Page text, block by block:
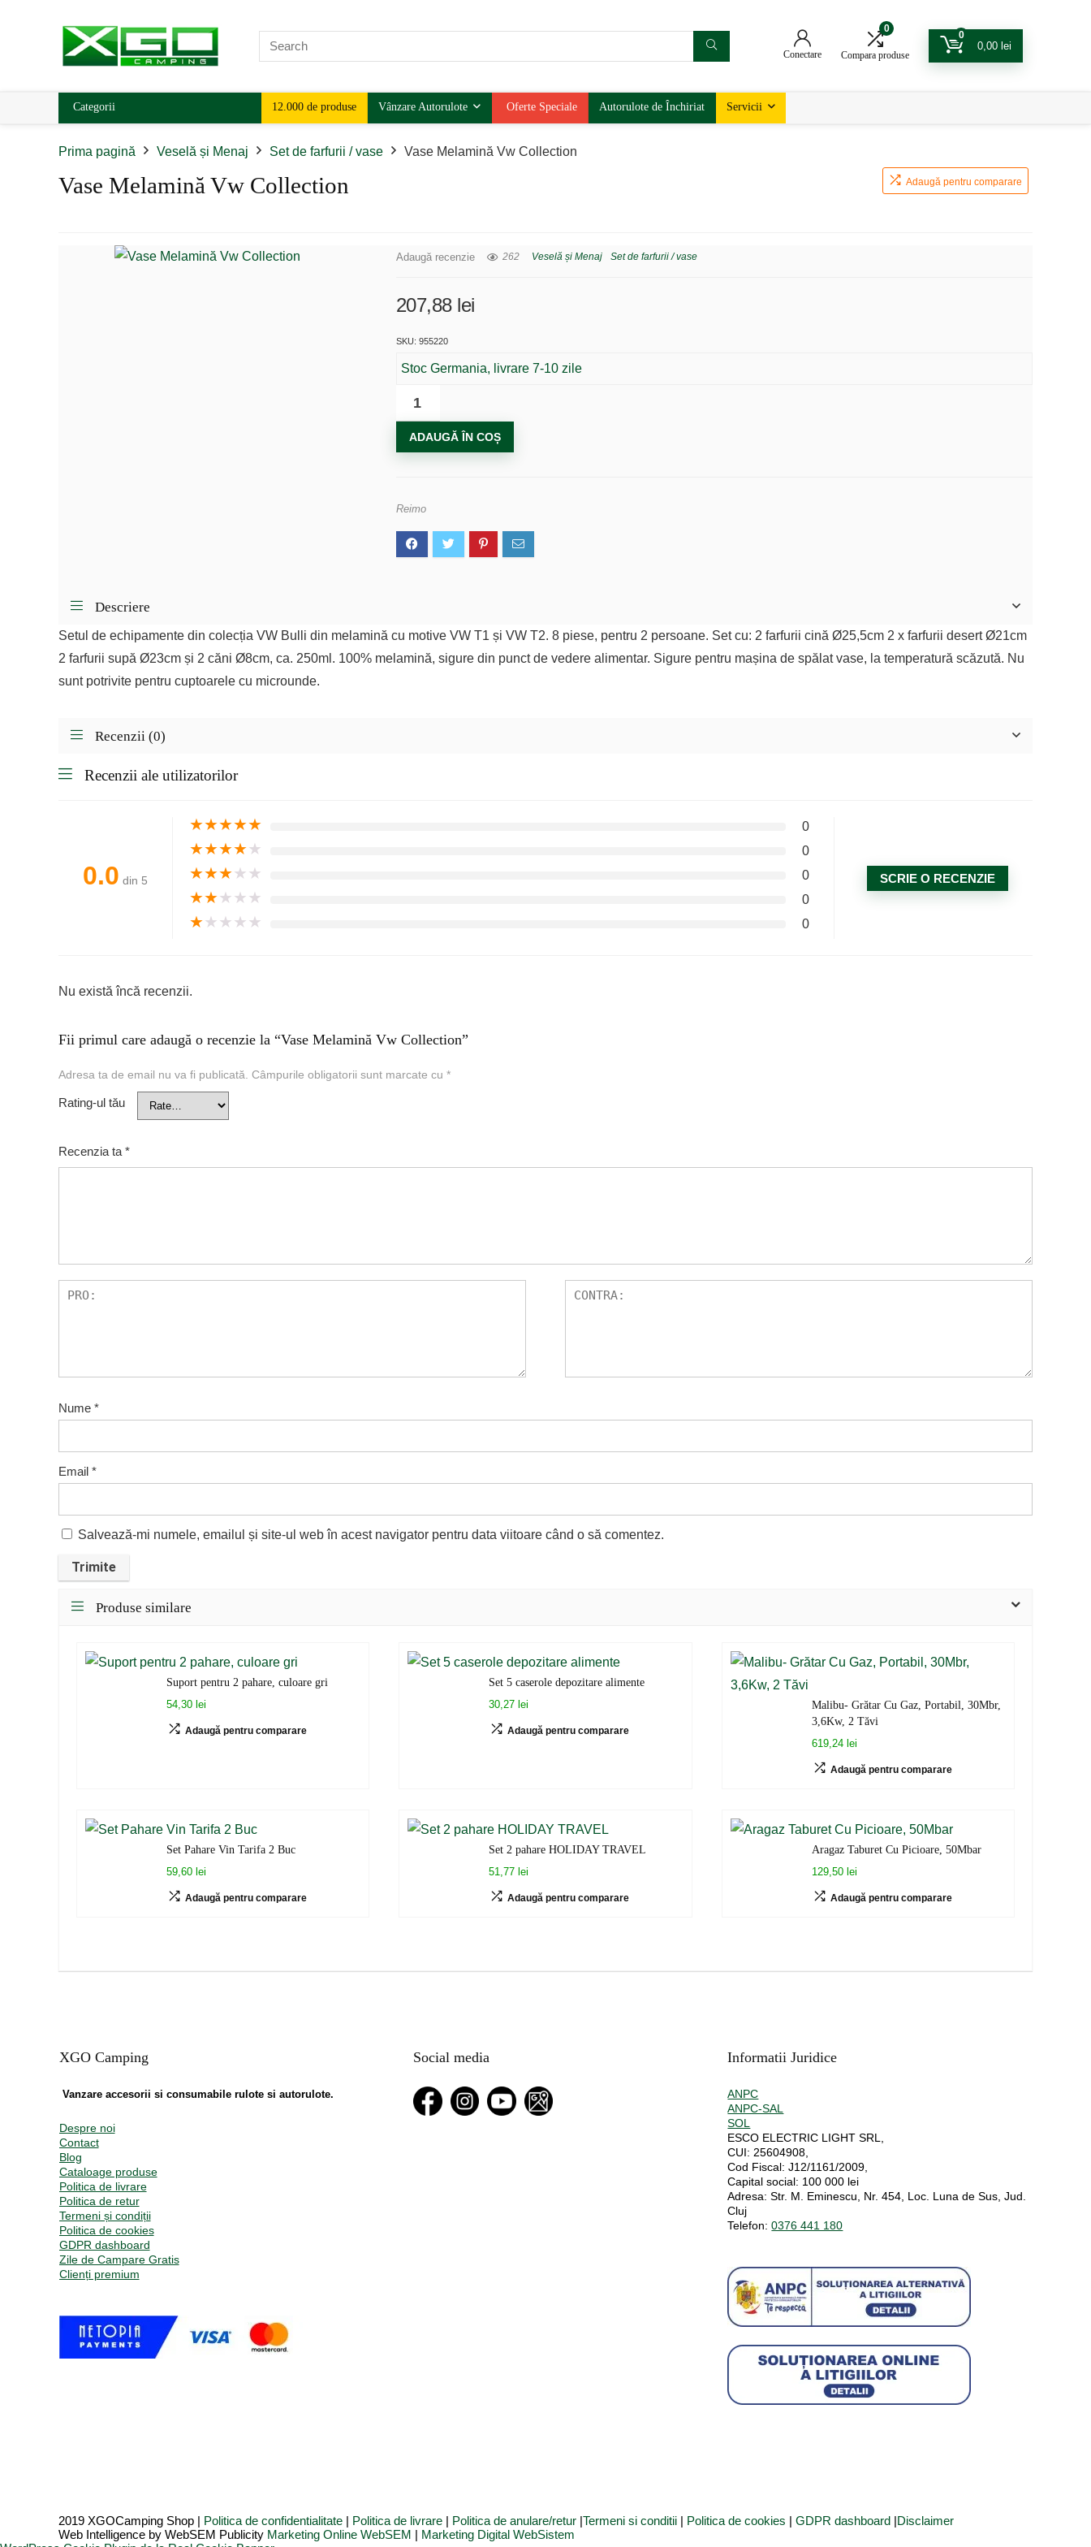
Conectare
0
Compara produse
0
0,00 lei
Categorii 12.000 de produse Vânzare Autorulote Oferte Speciale Autorulote de Închiriat Servicii
Prima pagină Veselă și Menaj Set de farfurii / vase Vase Melamină Vw Collection
Vase Melamină Vw Collection Adaugă pentru comparare
Adaugă recenzie 262 Veselă și Menaj Set de farfurii / vase
207,88 lei
SKU: 955220
Stoc Germania, livrare 7-10 zile
Cantitate
Vase
Melamină
ADAUGĂ ÎN COȘ
Reimo
Descriere
Setul de echipamente din colecția VW Bulli din melamină cu motive VW T1 și VW T2. 8 piese, pentru 2 persoane. Set cu: 2 farfurii cină Ø25,5cm 2 x farfurii desert Ø21cm
2 farfurii supă Ø23cm și 2 căni Ø8cm, ca. 250ml. 100% melamină, sigure din punct de vedere alimentar. Sigure pentru mașina de spălat vase, la temperatură scăzută. Nu
sunt potrivite pentru cuptoarele cu microunde.
Recenzii (0)
Recenzii ale utilizatorilor
0.0 din 5
★★★★★ 0
★★★★★ 0
★★★★★ 0
★★★★★ 0
★★★★★ 0
SCRIE O RECENZIE
Nu există încă recenzii.
Fii primul care adaugă o recenzie la “Vase Melamină Vw Collection”
Adresa ta de email nu va fi publicată. Câmpurile obligatorii sunt marcate cu *
Rating-ul tău
Recenzia ta *
Nume *
Email *
Salvează-mi numele, emailul și site-ul web în acest navigator pentru data viitoare când o să comentez.
Produse similare
Suport pentru 2 pahare, culoare gri
54,30 lei
Adaugă pentru comparare
Set 5 caserole depozitare alimente
30,27 lei
Adaugă pentru comparare
Malibu- Grătar Cu Gaz, Portabil, 30Mbr,
3,6Kw, 2 Tăvi
619,24 lei
Adaugă pentru comparare
Set Pahare Vin Tarifa 2 Buc
59,60 lei
Adaugă pentru comparare
Set 2 pahare HOLIDAY TRAVEL
51,77 lei
Adaugă pentru comparare
Aragaz Taburet Cu Picioare, 50Mbar
129,50 lei
Adaugă pentru comparare
XGO Camping
Vanzare accesorii si consumabile rulote si autorulote.
Despre noi
Contact
Blog
Cataloage produse
Politica de livrare
Politica de retur
Termeni și condiții
Politica de cookies
GDPR dashboard
Zile de Campare Gratis
Clienți premium
Social media Informatii Juridice
ANPC
ANPC-SAL
SOL
ESCO ELECTRIC LIGHT SRL,
CUI: 25604908,
Cod Fiscal: J12/1161/2009,
Capital social: 100 000 lei
Adresa: Str. M. Eminescu, Nr. 454, Loc. Luna de Sus, Jud.
Cluj
Telefon: 0376 441 180
2019 XGOCamping Shop | Politica de confidentialitate | Politica de livrare | Politica de anulare/retur |Termeni si conditii | Politica de cookies | GDPR dashboard |Disclaimer
Web Intelligence by WebSEM Publicity Marketing Online WebSEM | Marketing Digital WebSistem